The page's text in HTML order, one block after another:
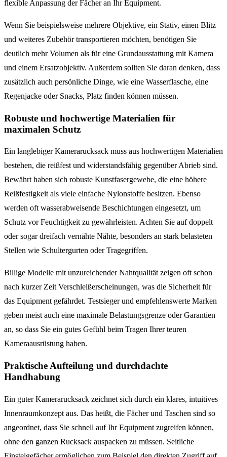
flexible Anpassung der Fächer an Ihr Equipment.
Wenn Sie beispielsweise mehrere Objektive, ein Stativ, einen Blitz
und weiteres Zubehör transportieren möchten, benötigen Sie
deutlich mehr Volumen als für eine Grundausstattung mit Kamera
und einem Ersatzobjektiv. Außerdem sollten Sie daran denken, dass
zusätzlich auch persönliche Dinge, wie eine Wasserflasche, eine
Regenjacke oder Snacks, Platz finden können müssen.
Robuste und hochwertige Materialien für
maximalen Schutz
Ein langlebiger Kamerarucksack muss aus hochwertigen Materialien
bestehen, die reißfest und widerstandsfähig gegenüber Abrieb sind.
Bewährt haben sich robuste Kunstfasergewebe, die eine höhere
Reißfestigkeit als viele einfache Nylonstoffe besitzen. Ebenso
werden oft wasserabweisende Beschichtungen eingesetzt, um
Schutz vor Feuchtigkeit zu gewährleisten. Achten Sie auf doppelt
oder sogar dreifach vernähte Nähte, besonders an stark belasteten
Stellen wie Schultergurten oder Tragegriffen.
Billige Modelle mit unzureichender Nahtqualität zeigen oft schon
nach kurzer Zeit Verschleißerscheinungen, was die Sicherheit für
das Equipment gefährdet. Testsieger und empfehlenswerte Marken
geben meist auch eine maximale Belastungsgrenze oder Garantien
an, so dass Sie ein gutes Gefühl beim Tragen Ihrer teuren
Kameraausrüstung haben.
Praktische Aufteilung und durchdachte
Handhabung
Ein guter Kamerarucksack zeichnet sich durch ein klares, intuitives
Innenraumkonzept aus. Das heißt, die Fächer und Taschen sind so
angeordnet, dass Sie schnell auf Ihr Equipment zugreifen können,
ohne den ganzen Rucksack auspacken zu müssen. Seitliche